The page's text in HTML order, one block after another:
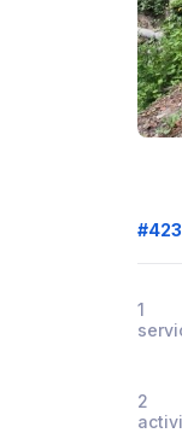
1
2